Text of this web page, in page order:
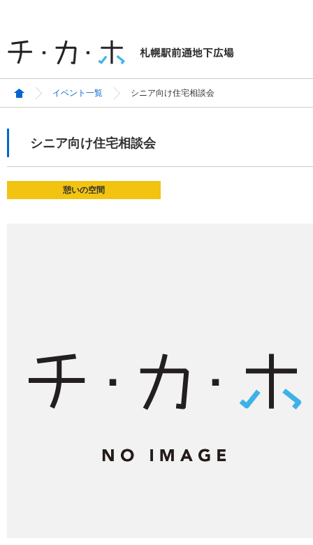
イベント一覧 シニア向け住宅相談会
シニア向け住宅相談会
憩いの空間